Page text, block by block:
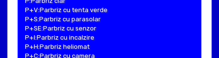
P+V:Parbriz cu tenta verde
P+S:Parbriz cu parasolar
P+SE:Parbriz cu senzor
P+I:Parbriz cu incalzire
P+H:Parbriz heliomat
P+C:Parbriz cu camera